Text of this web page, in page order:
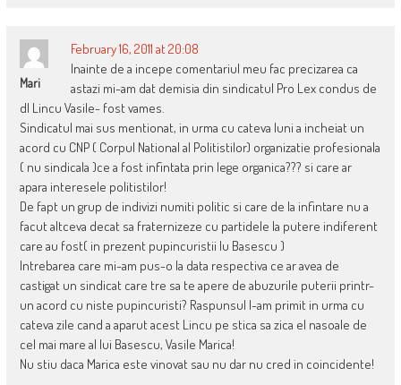
Mari
February 16, 2011 at 20:08
Inainte de a incepe comentariul meu fac precizarea ca
astazi mi-am dat demisia din sindicatul Pro Lex condus de
dl Lincu Vasile- fost vames.
Sindicatul mai sus mentionat, in urma cu cateva luni a incheiat un
acord cu CNP ( Corpul National al Politistilor) organizatie profesionala
( nu sindicala )ce a fost infintata prin lege organica??? si care ar
apara interesele politistilor!
De fapt un grup de indivizi numiti politic si care de la infintare nu a
facut altceva decat sa fraternizeze cu partidele la putere indiferent
care au fost( in prezent pupincuristii lu Basescu )
Intrebarea care mi-am pus-o la data respectiva ce ar avea de
castigat un sindicat care tre sa te apere de abuzurile puterii printr-
un acord cu niste pupincuristi? Raspunsul l-am primit in urma cu
cateva zile cand a aparut acest Lincu pe stica sa zica el nasoale de
cel mai mare al lui Basescu, Vasile Marica!
Nu stiu daca Marica este vinovat sau nu dar nu cred in coincidente!